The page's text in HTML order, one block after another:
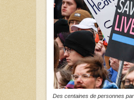
Des centaines de personnes